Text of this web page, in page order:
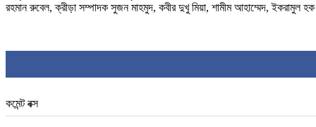
রহমান রুবেল, ক্রীড়া সম্পাদক সুজন মাহমুদ, কবীর দুখু মিয়া, শামীম আহাম্মেদ, ইকরামুল
কমেন্ট বক্স